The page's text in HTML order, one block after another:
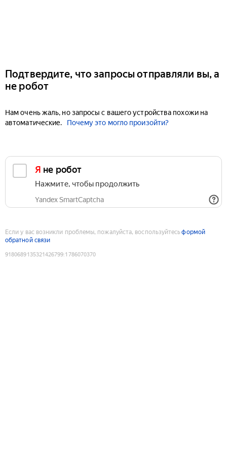
Подтвердите, что запросы отправляли вы, а
не робот
Нам очень жаль, но запросы с вашего устройства похожи на
автоматические.
Почему это могло произойти?
Я не робот
Нажмите, чтобы продолжить
Yandex SmartCaptcha
Если у вас возникли проблемы, пожалуйста, воспользуйтесьформой
обратной связи
9180689135321426799:1786070370